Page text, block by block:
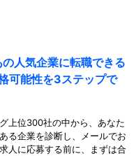
人気企業に転職できる
可能性を3ステップで
上位300社の中から、あなた
る企業を診断し、メールでお
人に応募する前に、まずは合